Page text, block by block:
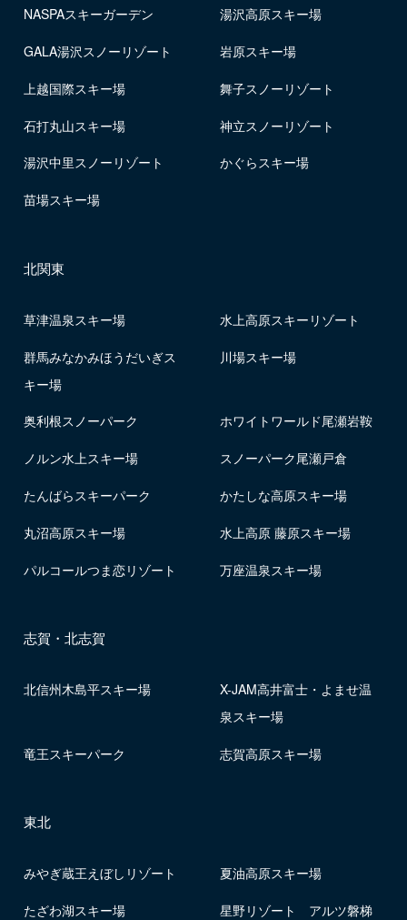
NASPAスキーガーデン 湯沢高原スキー場
GALA湯沢スノーリゾート 岩原スキー場
上越国際スキー場 舞子スノーリゾート
石打丸山スキー場 神立スノーリゾート
湯沢中里スノーリゾート かぐらスキー場
苗場スキー場
北関東
草津温泉スキー場 水上高原スキーリゾート
群馬みなかみほうだいぎス
キー場
川場スキー場
奥利根スノーパーク ホワイトワールド尾瀬岩鞍
ノルン水上スキー場 スノーパーク尾瀬戸倉
たんばらスキーパーク かたしな高原スキー場
丸沼高原スキー場 水上高原 藤原スキー場
パルコールつま恋リゾート 万座温泉スキー場
志賀・北志賀
北信州木島平スキー場
X-JAM高井富士・よませ温
泉スキー場
竜王スキーパーク 志賀高原スキー場
東北
みやぎ蔵王えぼしリゾート 夏油高原スキー場
たざわ湖スキー場 星野リゾート アルツ磐梯